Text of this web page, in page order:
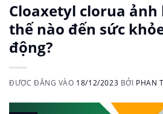
Cloaxetyl clorua
thế nào đến sức
động?
ĐƯỢC ĐĂNG VÀO 18/12/2023 BỞI PHAN